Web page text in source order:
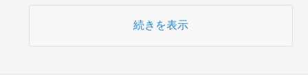
節目に一度も確認していないというケースは実は
珍しくありません…
続きを表示